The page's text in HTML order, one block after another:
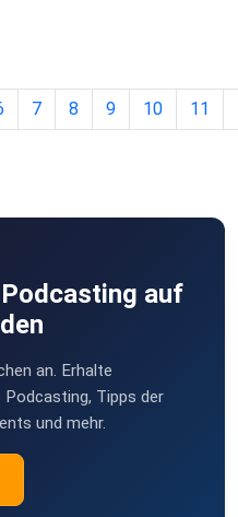
7 8 9 10 11
auf
an. Erhalte
Tipps der
und mehr.